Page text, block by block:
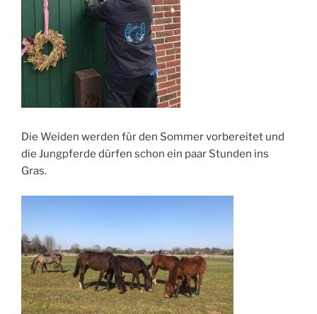
Die Weiden werden für den Sommer vorbereitet und
die Jungpferde dürfen schon ein paar Stunden ins
Gras.